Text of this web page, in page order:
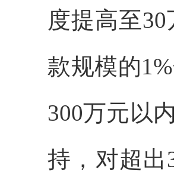
度提高至
款规模的
300万元以
持，对超出